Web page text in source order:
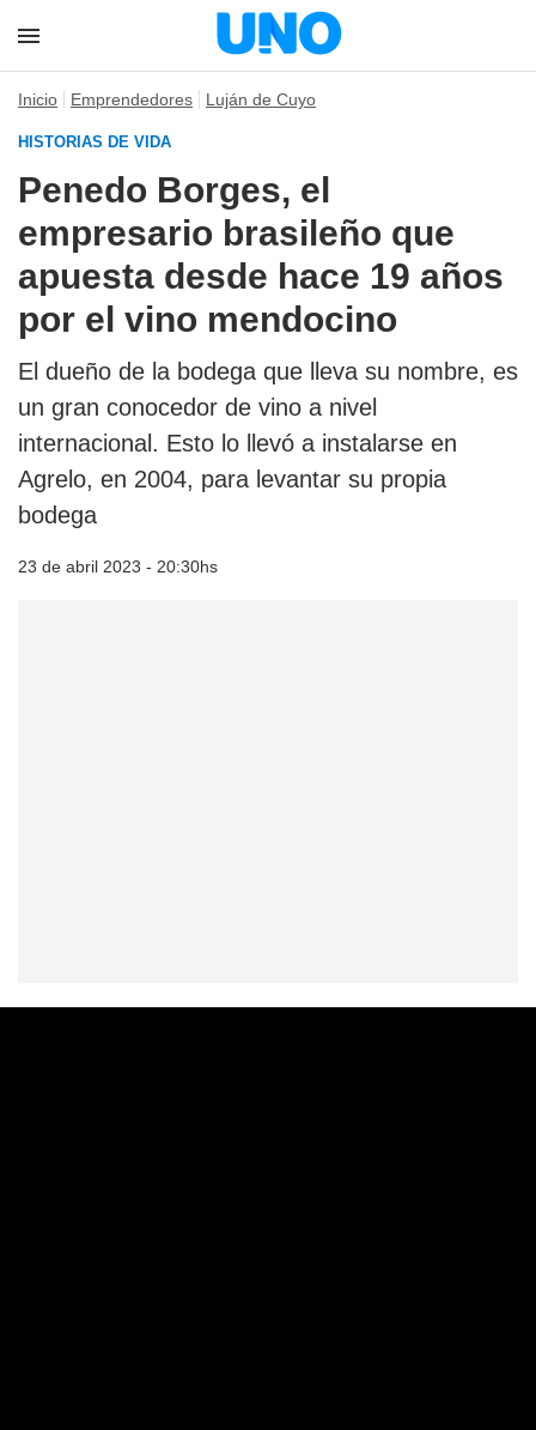
Inicio Emprendedores Luján de Cuyo
HISTORIAS DE VIDA
Penedo Borges, el
empresario brasileño que
apuesta desde hace 19 años
por el vino mendocino
El dueño de la bodega que lleva su nombre, es
un gran conocedor de vino a nivel
internacional. Esto lo llevó a instalarse en
Agrelo, en 2004, para levantar su propia
bodega
23 de abril 2023 - 20:30hs